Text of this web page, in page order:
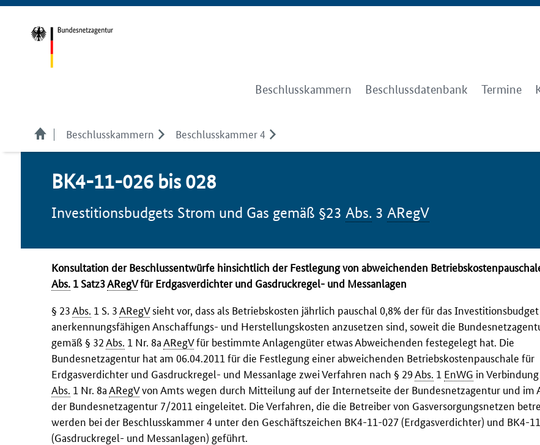
Beschlusskammern Beschlussdatenbank Termine
Beschlusskammern Beschlusskammer 4
BK4-11-026 bis 028
Investitionsbudgets Strom und Gas gemäß §23 Abs. 3 ARegV
Konsultation der Beschlussentwürfe hinsichtlich der Festlegung von abweichenden
Abs. 1 Satz3ARegVfür Erdgasverdichter und Gasdruckregel- und Messanlagen
§ 23Abs. 1 S. 3ARegVsieht vor, dass als Betriebskosten jährlich pauschal 0,8% der für das Investitionsbudget
anerkennungsfähigen Anschaffungs- und Herstellungskosten anzusetzen sind, soweit die
gemäß § 32Abs. 1 Nr. 8aARegVfür bestimmte Anlagengüter etwas Abweichenden festegelegt hat. Die
Bundesnetzagentur hat am 06.04.2011 für die Festlegung einer abweichenden Betriebskostenpauschale für
Erdgasverdichter und Gasdruckregel- und Messanlage zwei Verfahren nach § 29Abs. 1 EnWG in
Abs. 1 Nr. 8aARegVvon Amts wegen durch Mitteilung auf der Internetseite der Bundesnetzagentur und im
der Bundesnetzagentur 7/2011 eingeleitet. Die Verfahren, die die Betreiber von Gasversorgungsnetzen
werden bei der Beschlusskammer 4 unter den Geschäftszeichen BK4-11-027 (Erdgasverdichter) und BK4-
(Gasdruckregel- und Messanlagen) geführt.